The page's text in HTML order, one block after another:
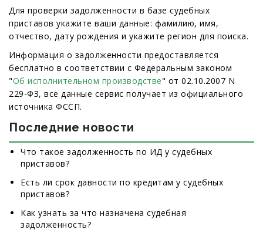
Для проверки задолженности в базе судебных
приставов укажите ваши данные: фамилию, имя,
отчество, дату рождения и укажите регион для поиска.
Информация о задолженности предоставляется
бесплатно в соответствии с Федеральным законом
"Об исполнительном производстве" от 02.10.2007 N
229-ФЗ, все данные сервис получает из официального
источника ФССП.
Последние новости
Что такое задолженность по ИД у судебных
приставов?
Есть ли срок давности по кредитам у судебных
приставов?
Как узнать за что назначена судебная
задолженность?